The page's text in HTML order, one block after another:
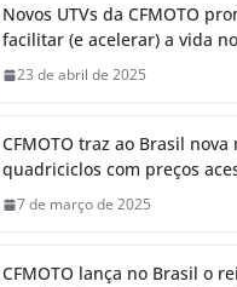
Novos UTVs da CFMOTO
facilitar (e acelerar) a vida
23 de abril de 2025
CFMOTO traz ao Brasil nova
quadriciclos com preços
7 de março de 2025
CFMOTO lança no Brasil o